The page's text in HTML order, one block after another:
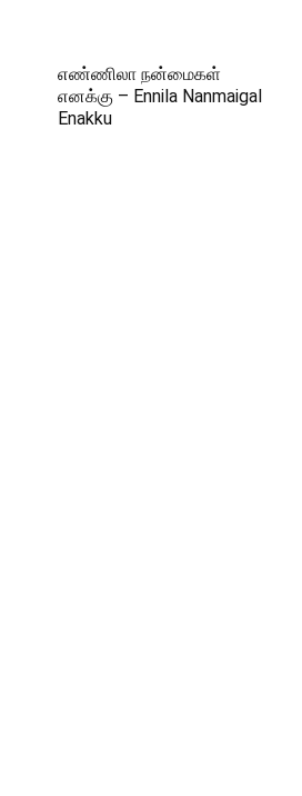
எண்ணிலா நன்மைகள்
எனக்கு – Ennila Nanmaigal
Enakku